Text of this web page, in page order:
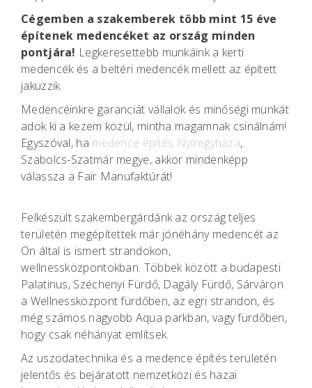
Cégemben a szakemberek több mint 15 éve
építenek medencéket az ország minden
pontjára! Legkeresettebb munkáink a kerti
medencék és a beltéri medencék mellett az épített
jakuzzik.
Medencéinkre garanciát vállalok és minőségi munkát
adok ki a kezem közül, mintha magamnak csinálnám!
Egyszóval, ha medence építés Nyíregyháza,
Szabolcs-Szatmár megye, akkor mindenképp
válassza a Fair Manufaktúrát!
Felkészült szakembergárdánk az ország teljes
területén megépítettek már jónéhány medencét az
Ön által is ismert strandokon,
wellnessközpontokban. Többek között a budapesti
Palatinus, Széchenyi Fürdő, Dagály Fürdő, Sárváron
a Wellnessközpont fürdőben, az egri strandon, és
még számos nagyobb Aqua parkban, vagy fürdőben,
hogy csak néhányat említsek.
Az uszodatechnika és a medence építés területén
jelentős és bejáratott nemzetközi és hazai